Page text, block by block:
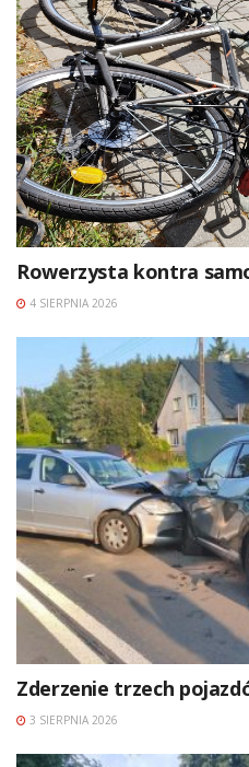
Rowerzysta kontra
4 SIERPNIA 2026
Zderzenie trzech
3 SIERPNIA 2026